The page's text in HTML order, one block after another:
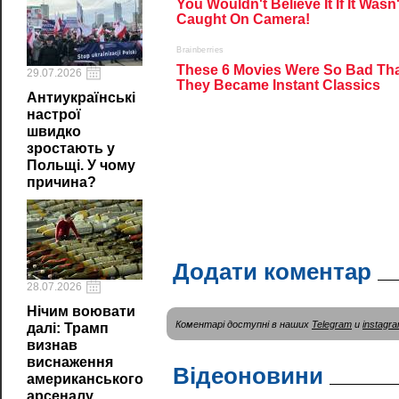
29.07.2026
Антиукраїнські
настрої
швидко
зростають у
Польщі. У чому
причина?
28.07.2026
Нічим воювати
далі: Трамп
визнав
виснаження
американського
арсеналу
Додати коментар
Коментарі доступні в наших Telegram и
Відеоновини